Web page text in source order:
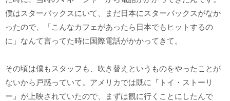
僕はスターバックスにいて、まだ日本にスターバックスがなか
ったので、「こんなカフェがあったら日本でもヒットするの
に」なんて言ってた時に国際電話がかかってきて。
その頃は僕もスタッフも、吹き替えというものをやったことが
ないから戸惑っていて。アメリカでは既に『トイ・ストーリ
ー』が上映されていたので、まずは観に行くことにしたんで